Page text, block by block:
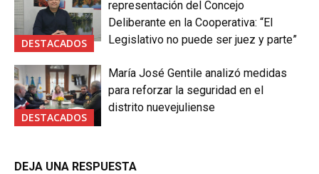
DESTACADOS
representación del Concejo
Deliberante en la Cooperativa: “El
Legislativo no puede ser juez y parte”
DESTACADOS
María José Gentile analizó medidas
para reforzar la seguridad en el
distrito nuevejuliense
DEJA UNA RESPUESTA